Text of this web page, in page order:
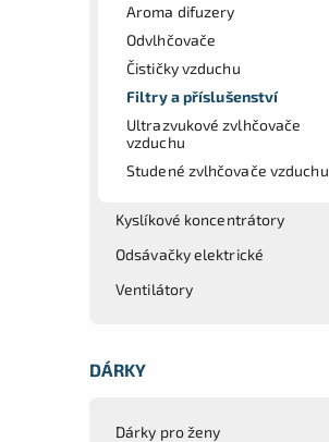
Aroma difuzery
Odvlhčovače
Čističky vzduchu
Filtry a příslušenství
Ultrazvukové zvlhčovače
vzduchu
Studené zvlhčovače vzduchu
Kyslíkové koncentrátory
Odsávačky elektrické
Ventilátory
DÁRKY
Dárky pro ženy